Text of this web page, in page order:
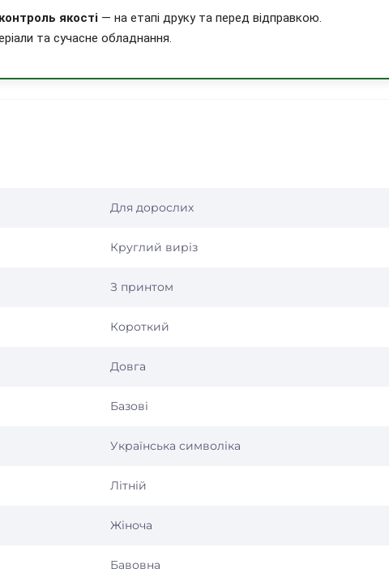
якості — на етапі друку та перед відправкою.
та сучасне обладнання.
Для дорослих
Круглий виріз
З принтом
Короткий
Довга
Базові
Українська символіка
Літній
Жіноча
Бавовна